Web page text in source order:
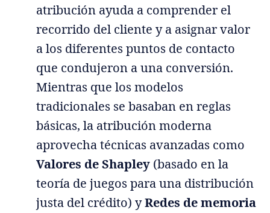
atribución ayuda a comprender el
recorrido del cliente y a asignar valor
a los diferentes puntos de contacto
que condujeron a una conversión.
Mientras que los modelos
tradicionales se basaban en reglas
básicas, la atribución moderna
aprovecha técnicas avanzadas como
Valores de Shapley (basado en la
teoría de juegos para una distribución
justa del crédito) yRedes de memoria